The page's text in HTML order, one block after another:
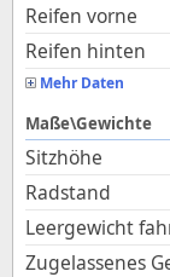
Reifen vorne
Reifen hinten
Mehr Daten
Maße\Gewichte
Sitzhöhe
Radstand
Leergewicht
Zugelassenes